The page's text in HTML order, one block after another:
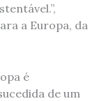
a Europa, da
é
de um